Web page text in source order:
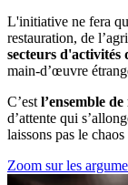
L'initiative ne fera
restauration, de
secteurs
main-d’œuvre
C’est l’ensemble
d’attente qui
laissons pas le
Zoom sur les